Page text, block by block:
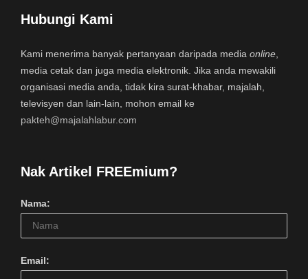
Hubungi Kami
Kami menerima banyak pertanyaan daripada media online
media cetak dan juga media elektronik. Jika anda mewakili
organisasi media anda, tidak kira surat-khabar, majalah,
televisyen dan lain-lain, mohon email ke
pakteh@majalahlabur.com
Nak Artikel FREEmium?
Nama:
Email: